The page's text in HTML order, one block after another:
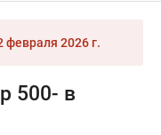
февраля 2026 г.
500- в